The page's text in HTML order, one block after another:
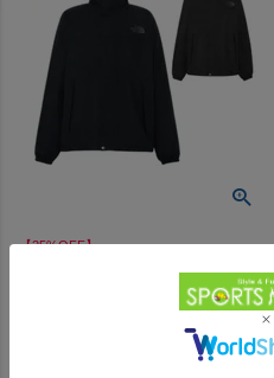
【25%OFF】
ハイドレナジャケット THE
NORTH FACE WOOLY